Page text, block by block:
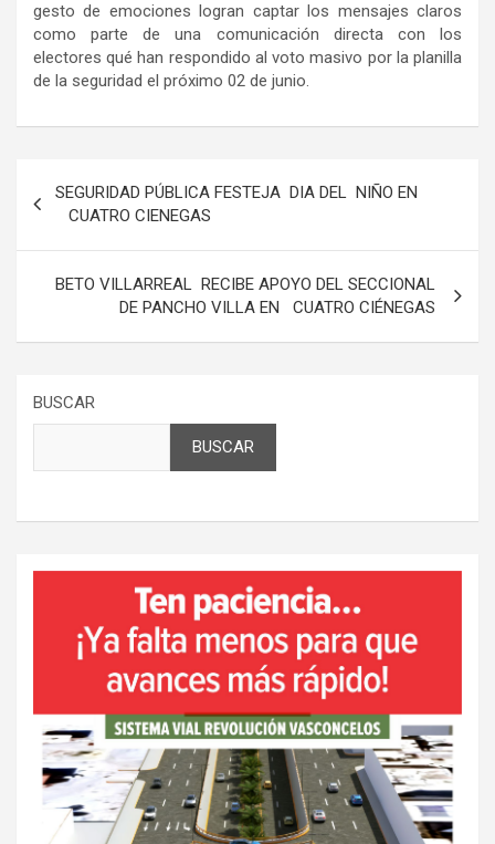
gesto de emociones logran captar los mensajes claros
como parte de una comunicación directa con los
electores qué han respondido al voto masivo por la planilla
de la seguridad el próximo 02 de junio.
Navegación
de
entradas
SEGURIDAD PÚBLICA FESTEJA DIA DEL NIÑO EN
CUATRO CIENEGAS
BETO VILLARREAL RECIBE APOYO DEL SECCIONAL
DE PANCHO VILLA EN CUATRO CIÉNEGAS
BUSCAR
BUSCAR